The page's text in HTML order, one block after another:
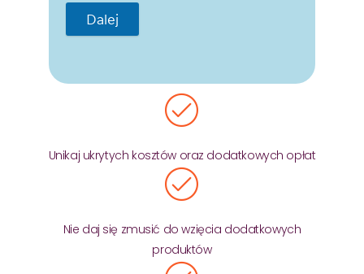
Dalej
Unikaj ukrytych kosztów oraz dodatkowych opłat
Nie daj się zmusić do wzięcia dodatkowych
produktów